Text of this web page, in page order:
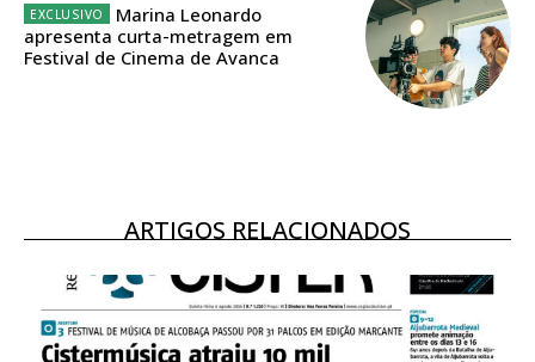
Marina Leonardo
apresenta curta-metragem em
Festival de Cinema de Avanca
ARTIGOS RELACIONADOS